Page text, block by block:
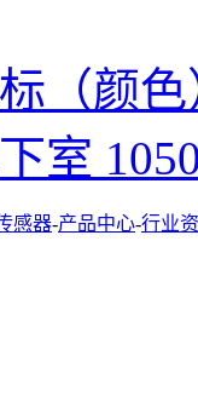
（颜
室
感器-产品中心-行业